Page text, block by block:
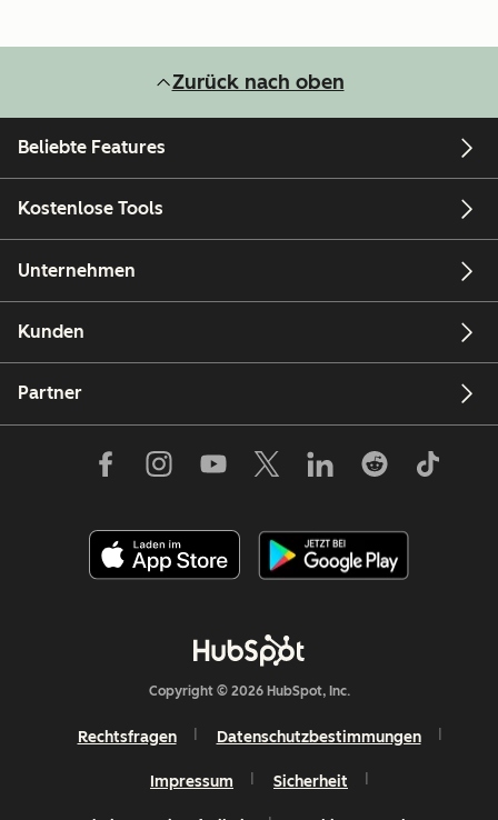
Zurück nach oben
Beliebte Features
Kostenlose Tools
Unternehmen
Kunden
Partner
Copyright © 2026 HubSpot, Inc.
Rechtsfragen Datenschutzbestimmungen
Impressum Sicherheit